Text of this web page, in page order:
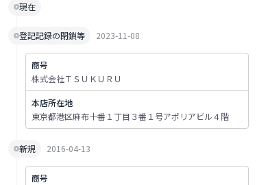
現在
登記記録の閉鎖等 2023-11-08
商号
株式会社ＴＳＵＫＵＲＵ
本店所在地
東京都港区麻布十番１丁目３番１号アポリアビル４階
新規 2016-04-13
商号